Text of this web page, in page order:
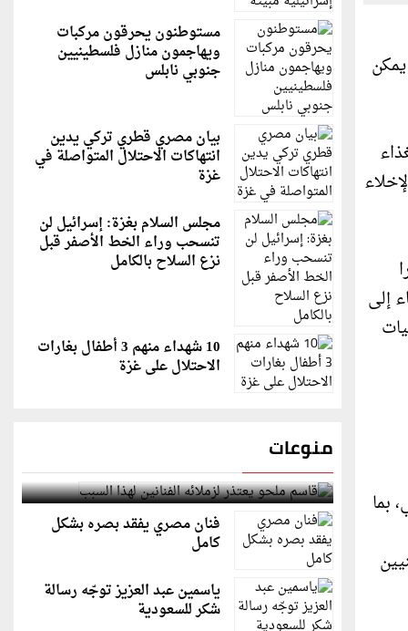
إلى
بما
مستوطنون يحرقون مركبات
ويهاجمون منازل فلسطينيين
جنوبي نابلس
بيان مصري قطري تركي يدين
انتهاكات الاحتلال المتواصلة في
غزة
مجلس السلام بغزة: إسرائيل لن
تنسحب وراء الخط الأصفر قبل
نزع السلاح بالكامل
10 شهداء منهم 3 أطفال بغارات
الاحتلال على غزة
منوعات
قاسم ملحو يعتذر لزملائه الفنانين لهذا السبب
فنان مصري يفقد بصره بشكل
كامل
ياسمين عبد العزيز توجّه رسالة
شكر للسعودية